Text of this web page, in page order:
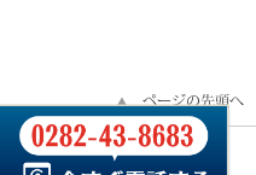
シー
サイトマップ